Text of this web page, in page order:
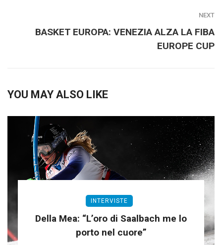
NEXT
BASKET EUROPA: VENEZIA ALZA LA FIBA
EUROPE CUP
YOU MAY ALSO LIKE
INTERVISTE
Della Mea: “L’oro di Saalbach me lo
porto nel cuore”